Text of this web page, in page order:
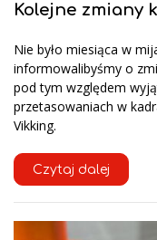
Kolejne zmiany
Nie było miesiąca w
informowalibyśmy o
pod tym względem
przetasowaniach w
Vikking.
Czytaj dalej